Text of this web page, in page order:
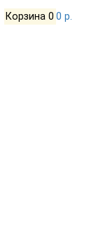
Корзина 0 0 р.